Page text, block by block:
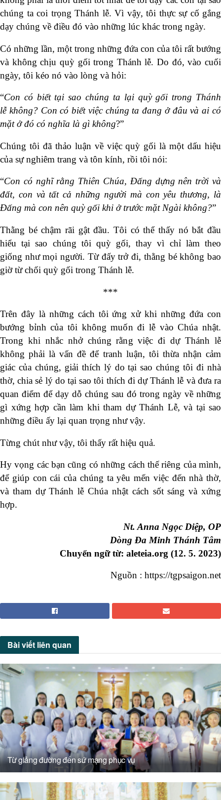
chúng ta coi trọng Thánh lễ. Vì vậy, tôi thực sự cố gắng
dạy chúng về điều đó vào những lúc khác trong ngày.
Có những lần, một trong những đứa con của tôi rất bướng
và không chịu quỳ gối trong Thánh lễ. Do đó, vào cuối
ngày, tôi kéo nó vào lòng và hỏi:
“Con có biết tại sao chúng ta lại quỳ gối trong Thánh
lễkhông? Con có biết việc chúng ta đang ở đâu và ai có
mặt ở đó có nghĩa là gì không?”
Chúng tôi đã thảo luận về việc quỳ gối là một dấu hiệu
của sự nghiêm trang và tôn kính, rồi tôi nói:
“Con có nghĩ rằng Thiên Chúa, Đấng dựng nên trời và
đất, con và tất cả những người mà con yêu thương, là
Đấng mà con nên quỳ gối khi ở trước mặtNgài không?”
Thằng bé chậm rãi gật đầu. Tôi có thể thấy nó bắt đầu
hiểu tại sao chúng tôi quỳ gối, thay vì chỉ làm theo
giống như mọi người. Từ đấy trở đi, thằng bé không bao
giờ từ chối quỳ gối trong Thánh lễ.
***
Trên đây là những cách tôi ứng xử khi những đứa con
bướng bỉnh của tôi không muốn đi lễ vào Chúa nhật.
Trong khi nhắc nhở chúng rằng việc đi dự Thánh lễ
không phải là vấn đề để tranh luận, tôi thừa nhận cảm
giác của chúng, giải thích lý do tại sao chúng tôi đi nhà
thờ, chia sẻ lý do tại sao tôi thích đi dự Thánh lễ và đưa ra
quan điểm để dạy dỗ chúng sau đó trong ngày về những
gì xứng hợp cần làm khi tham dự Thánh Lễ, và tại sao
những điều ấy lại quan trọng như vậy.
Từng chút như vậy, tôi thấy rất hiệu quả.
Hy vọng các bạn cũng có những cách thế riêng của mình,
để giúp con cái của chúng ta yêu mến việc đến nhà thờ,
và tham dự Thánh lễ Chúa nhật cách sốt sáng và xứng
hợp.
Nt. Anna Ngọc Diệp, OP
Dòng Đa Minh Thánh Tâm
Chuyển ngữ từ: aleteia.org (12. 5. 2023)
Nguồn : https://tgpsaigon.net
Bài viết liên quan
Từ giảng đường đến sứ mạng phục vụ